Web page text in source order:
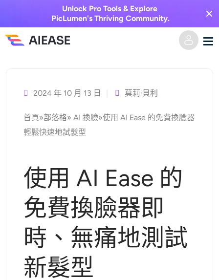
Unlock Pro Tools & Explore
PicLumen's Thriving Community.
AI視頻
文字轉視頻
視頻效果
AI親吻生成器
AI擁抱生成器
AI舞蹈生成器
視覺特效
以圖生圖
文字轉圖片
支援的人工智慧模型
Seedream 5.0 專業版 Nano Banana Pro Seedream 4.5
納米香蕉 通量 Kontext
人工智慧工具
相片編輯與創作工具
照片增強器
物件移除器
2024 年 10 月 13 日 莫莉·貝利
首頁»部落格»AI 換臉»使用 AI Ease 的免費換臉器
輕鬆快速地試髮型
使用 AI Ease 的
免費換臉器即
時、無痛地測試
新髮型